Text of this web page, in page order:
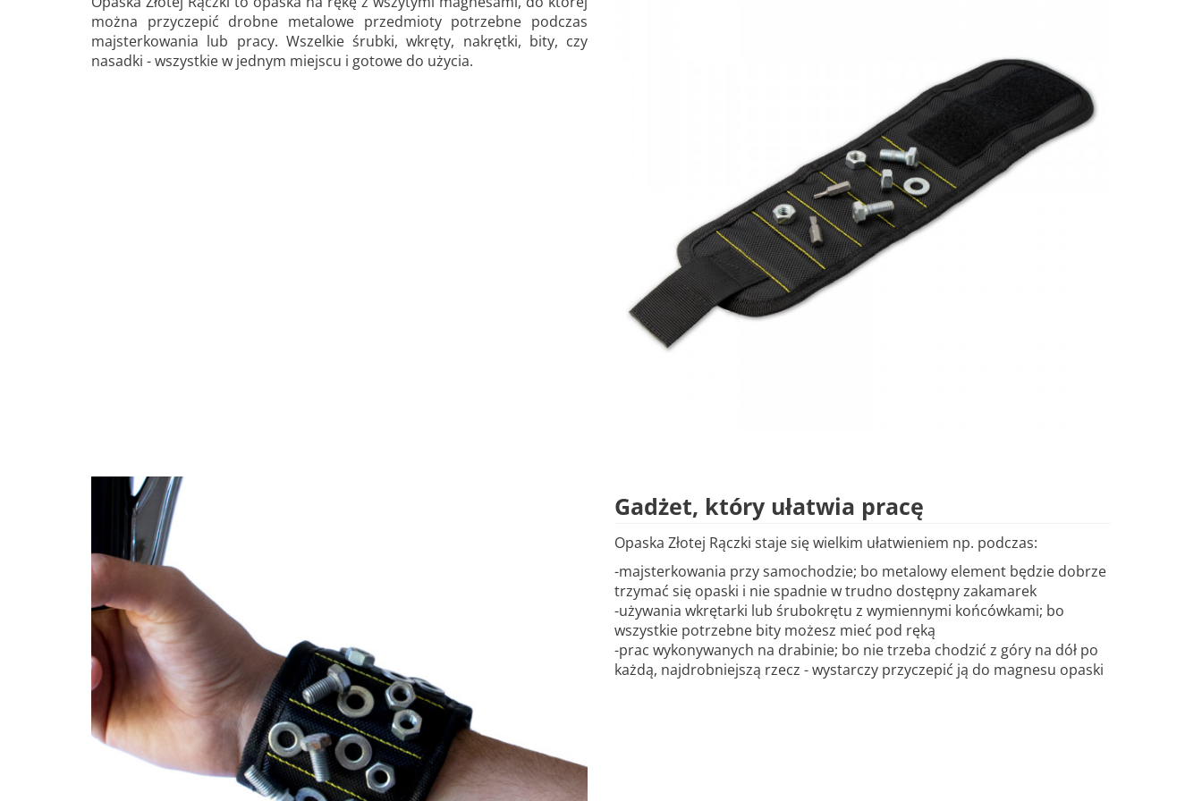
można przyczepić drobne metalowe przedmioty potrzebne podczas
majsterkowania lub pracy. Wszelkie śrubki, wkręty, nakrętki, bity, czy
nasadki - wszystkie w jednym miejscu i gotowe do użycia.
Gadżet, który ułatwia pracę
Opaska Złotej Rączki staje się wielkim ułatwieniem np. podczas:
-majsterkowania przy samochodzie; bo metalowy element będzie dobrze
trzymać się opaski i nie spadnie w trudno dostępny zakamarek
-używania wkrętarki lub śrubokrętu z wymiennymi końcówkami; bo
wszystkie potrzebne bity możesz mieć pod ręką
-prac wykonywanych na drabinie; bo nie trzeba chodzić z góry na dół po
każdą, najdrobniejszą rzecz - wystarczy przyczepić ją do magnesu opaski